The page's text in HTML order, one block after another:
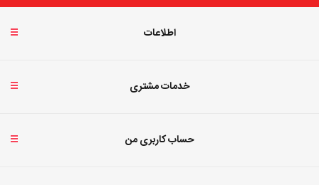
اطلاعات
خدمات مشتری
حساب کاربری من